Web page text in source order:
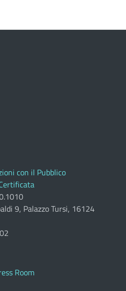
con il Pubblico
9, Palazzo Tursi, 16124
Room